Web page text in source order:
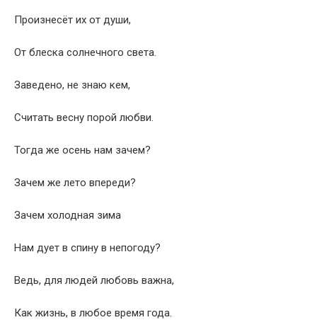
Произнесёт их от души,
От блеска солнечного света.
Заведено, не знаю кем,
Считать весну порой любви.
Тогда же осень нам зачем?
Зачем же лето впереди?
Зачем холодная зима
Нам дует в спину в непогоду?
Ведь, для людей любовь важна,
Как жизнь, в любое время года.